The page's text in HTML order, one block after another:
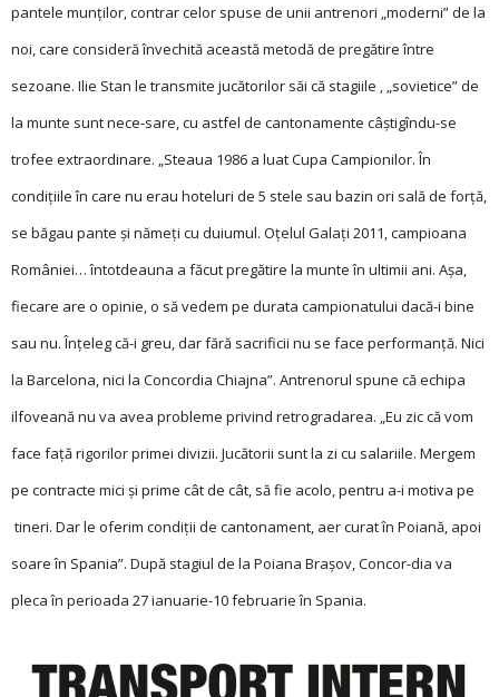
pantele munților, contrar celor spuse de unii antrenori „moderni” de la
noi, care consideră învechită această metodă de pregătire între
sezoane. Ilie Stan le transmite jucătorilor săi că stagiile ‚ „sovietice” de
la munte sunt nece-sare, cu astfel de cantonamente câștigîndu-se
trofee extraordinare. „Steaua 1986 a luat Cupa Campionilor. În
condiţiile în care nu erau hoteluri de 5 stele sau bazin ori sală de forţă,
se băgau pante şi nămeţi cu duiumul. Oțelul Galaţi 2011, campioana
României… întotdeauna a făcut pregătire la munte în ultimii ani. Aşa,
fiecare are o opinie, o să vedem pe durata campionatului dacă-i bine
sau nu. Înţeleg că-i greu, dar fără sacrificii nu se face performanţă. Nici
la Barcelona, nici la Concordia Chiajna”. Antrenorul spune că echipa
ilfoveană nu va avea probleme privind retrogradarea. „Eu zic că vom
face faţă rigorilor primei divizii. Jucătorii sunt la zi cu salariile. Mergem
pe contracte mici şi prime cât de cât, să fie acolo, pentru a-i motiva pe
tineri. Dar le oferim condiţii de cantonament, aer curat în Poiană, apoi
soare în Spania”. După stagiul de la Poiana Brașov, Concor-dia va
pleca în perioada 27 ianuarie-10 februarie în Spania.